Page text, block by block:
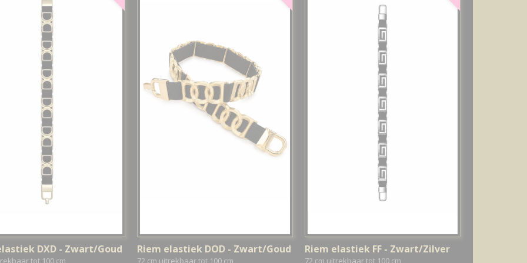
DXD - Zwart/Goud
tot 100 cm
Riem elastiek DOD - Zwart/Goud
72 cm uitrekbaar tot 100 cm
Riem elastiek FF - Zwart/Zilver
72 cm uitrekbaar tot 100 cm